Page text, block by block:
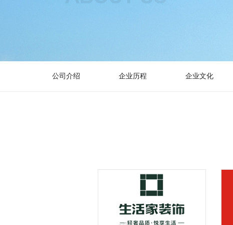
公司介绍 企业历程 企业文化